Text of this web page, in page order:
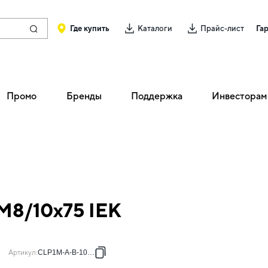
Где купить Каталоги Прайс-лист
Промо Бренды Поддержка Инвесторам
10х75 IEK
Артикул:CLP1M-A-B-10-75